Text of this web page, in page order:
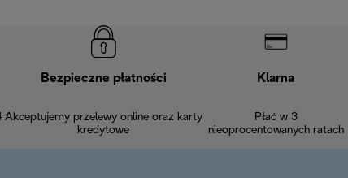
Bezpieczne płatności
Akceptujemy przelewy online oraz karty
kredytowe
Klarna
Płać w 3
nieoprocentowanych ratach